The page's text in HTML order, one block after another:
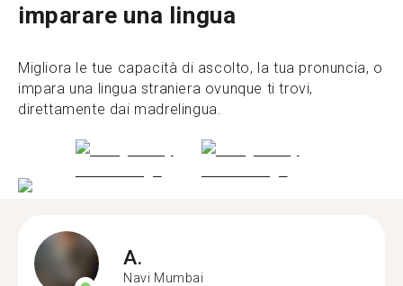
imparare una lingua
Migliora le tue capacità di ascolto, la tua pronuncia, o
impara una lingua straniera ovunque ti trovi,
direttamente dai madrelingua.
A.
Navi Mumbai